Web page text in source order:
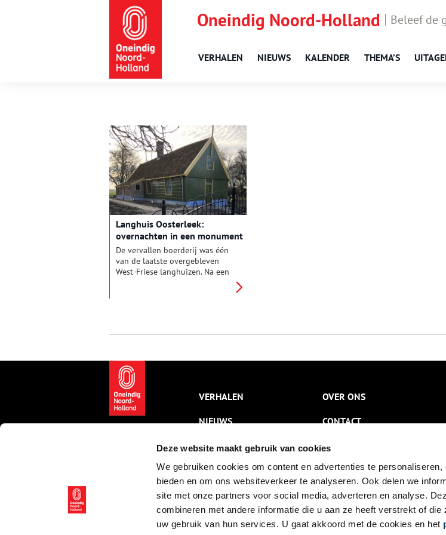
Deze website maakt gebruik van cookies
We gebruiken cookies om content en advertenties te
bieden en om ons websiteverkeer te analyseren. Ook delen we
site met onze partners voor social media, adverteren en analyse.
combineren met andere informatie die u aan ze heeft verstrekt of
uw gebruik van hun services. U gaat akkoord met de cookies en het
Oneindig Noord-Holland Beleef de
VERHALEN NIEUWS KALENDER THEMA’S
Langhuis Oosterleek:
overnachten in een monument
De vervallen boerderij was één
van de laatste overgebleven
West-Friese langhuizen. Na een
VERHALEN
NIEUWS
KALENDER
THEMA’S
ACTIVITEITEN
VIDEO’S
OVER ONS
CONTACT
NIEUWSBRIEF
DISCLAIMER
PRIVACY
TOEGANKELIJKHEID